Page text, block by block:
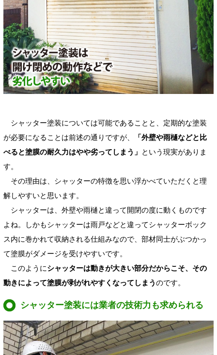
シャッター塗装については可能であることと、定期的な塗装
が必要になることは前述の通りですが、
「外壁や雨樋などと比
べると塗膜の耐久力はやや劣ってしまう」 という現実がありま
す。
その理由は、シャッターの特徴を思い浮かべていただくと理
解しやすいと思います。
シャッターは、外壁や雨樋と違って開閉の度に動くものです
よね。しかもシャッターは雨戸などと違ってシャッターボック
ス内に巻かれて収納される仕組みなので、部材同士がぶつかっ
て塗膜がダメージを受けやすいです。
このようにシャッターは動きが大きい部分だからこそ、その
動きによって塗膜が剥がれやすくなってしまうのです。
シャッター塗装には業者の技術力も求められる